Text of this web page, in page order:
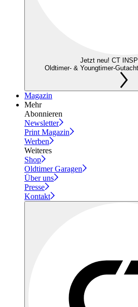
Jetzt neu! CT
Oldtimer- & Youngtimer-
Magazin
Mehr
Abonnieren
Newsletter
Print Magazin
Werben
Weiteres
Shop
Oldtimer Garagen
Über uns
Presse
Kontakt